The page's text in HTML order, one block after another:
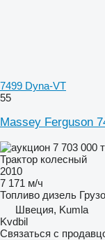
7499 Dyna-VT
55
Massey Ferguson
7 703 000
Трактор колесный
2010
7 171 м/ч
Топливо дизель
Швеция, Kumla
Kvdbil
Связаться с